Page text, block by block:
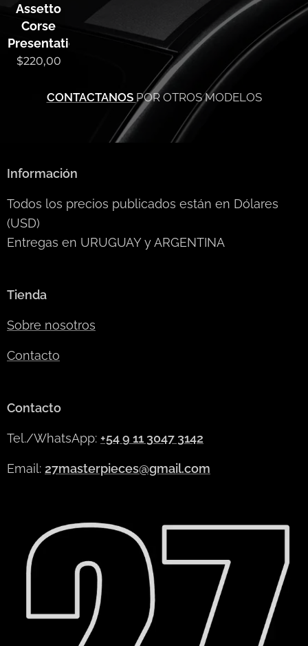
Assetto
Corse
Presentation
$220,00
CONTACTANOS POR OTROS MODELOS
Información
Todos los precios publicados están en Dólares
(USD)
Entregas en URUGUAY y ARGENTINA
Tienda
Sobre nosotros
Contacto
Contacto
Tel./WhatsApp: +54 9 11 3047 3142
Email: 27masterpieces@gmail.com